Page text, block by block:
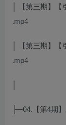
│ 【第三期】【
.mp4
│ 【第三期】【
.mp4
│
├─04.【第4期